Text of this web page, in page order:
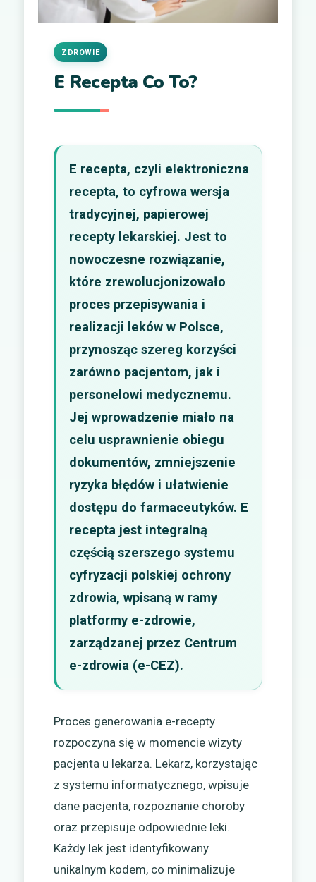
E Recepta Co To?
ZDROWIE
E recepta, czyli elektroniczna
recepta, to cyfrowa wersja
tradycyjnej, papierowej
recepty lekarskiej. Jest to
nowoczesne rozwiązanie,
które zrewolucjonizowało
proces przepisywania i
realizacji leków w Polsce,
przynosząc szereg korzyści
zarówno pacjentom, jak i
personelowi medycznemu.
Jej wprowadzenie miało na
celu usprawnienie obiegu
dokumentów, zmniejszenie
ryzyka błędów i ułatwienie
dostępu do farmaceutyków. E
recepta jest integralną
częścią szerszego systemu
cyfryzacji polskiej ochrony
zdrowia, wpisaną w ramy
platformy e-zdrowie,
zarządzanej przez Centrum
e-zdrowia (e-CEZ).
Proces generowania e-recepty
rozpoczyna się w momencie wizyty
pacjenta u lekarza. Lekarz, korzystając
z systemu informatycznego, wpisuje
dane pacjenta, rozpoznanie choroby
oraz przepisuje odpowiednie leki.
Każdy lek jest identyfikowany
unikalnym kodem, co minimalizuje